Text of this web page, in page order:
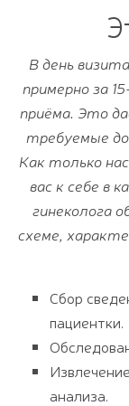
В день
примерно за
приёма. Это
требуемые
Как только
вас к себе в
гинеколога
схеме,
Сбор
пациентки.
анализа.